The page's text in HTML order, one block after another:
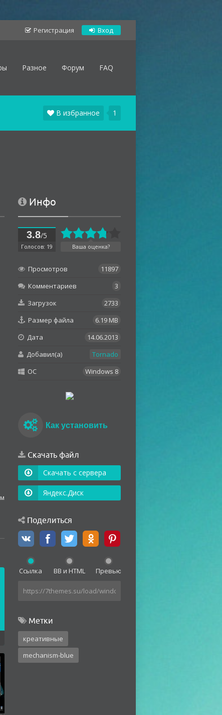
Регистрация Вход
Разное Форум FAQ
1
В избранное
Инфо
3.8/5
Голосов: 19 Ваша оценка?
Просмотров
11897
Комментариев
3
Загрузок
2733
Размер файла
6.19 MB
Дата
14.06.2013
Добавил(а)
Tornado
OC
Windows 8
Как установить
Скачать файл
Скачать с сервера
Яндекс.Диск
Поделиться
Ссылка BB и HTML Превью
Метки
креативные
mechanism-blue